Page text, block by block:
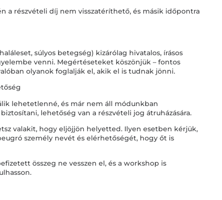
a részvételi díj nem visszatéríthető, és másik időpontra
súlyos betegség) kizárólag hivatalos, írásos
venni. Megértéseteket köszönjük – fontos
olyanok foglalják el, akik el is tudnak jönni.
lehetetlenné, és már nem áll módunkban
lehetőség van a részvételi jog átruházására.
valakit, hogy eljöjjön helyetted. Ilyen esetben kérjük,
személy nevét és elérhetőségét, hogy őt is
összeg ne vesszen el, és a workshop is